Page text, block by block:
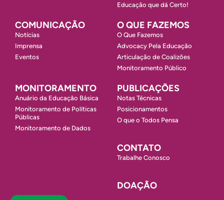
Educação que dá Certo!
COMUNICAÇÃO
Notícias
Imprensa
Eventos
O QUE FAZEMOS
O Que Fazemos
Advocacy Pela Educação
Articulação de Coalizões
Monitoramento Público
MONITORAMENTO
Anuário da Educação Básica
Monitoramento de Políticas
Públicas
Monitoramento de Dados
PUBLICAÇÕES
Notas Técnicas
Posicionamentos
O que o Todos Pensa
CONTATO
Trabalhe Conosco
DOAÇÃO